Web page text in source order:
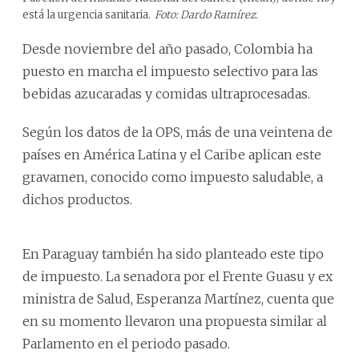
está la urgencia sanitaria. Foto: Dardo Ramírez.
Desde noviembre del año pasado, Colombia ha
puesto en marcha el impuesto selectivo para las
bebidas azucaradas y comidas ultraprocesadas.
Según los datos de la OPS, más de una veintena de
países en América Latina y el Caribe aplican este
gravamen, conocido como impuesto saludable, a
dichos productos.
En Paraguay también ha sido planteado este tipo
de impuesto. La senadora por el Frente Guasu y ex
ministra de Salud, Esperanza Martínez, cuenta que
en su momento llevaron una propuesta similar al
Parlamento en el periodo pasado.